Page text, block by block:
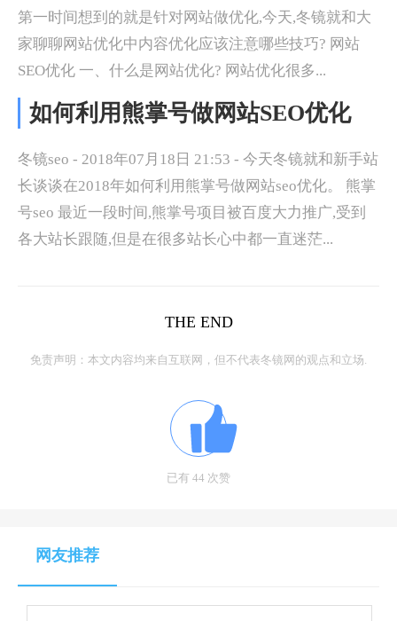
第一时间想到的就是针对网站做优化,今天,冬镜就和大
家聊聊网站优化中内容优化应该注意哪些技巧? 网站
SEO优化 一、什么是网站优化? 网站优化很多...
如何利用熊掌号做网站SEO优化
冬镜seo - 2018年07月18日 21:53 - 今天冬镜就和新手站
长谈谈在2018年如何利用熊掌号做网站seo优化。 熊掌
号seo 最近一段时间,熊掌号项目被百度大力推广,受到
各大站长跟随,但是在很多站长心中都一直迷茫...
THE END
免责声明：本文内容均来自互联网，但不代表冬镜网的观点和立场.
已有 44 次赞
网友推荐